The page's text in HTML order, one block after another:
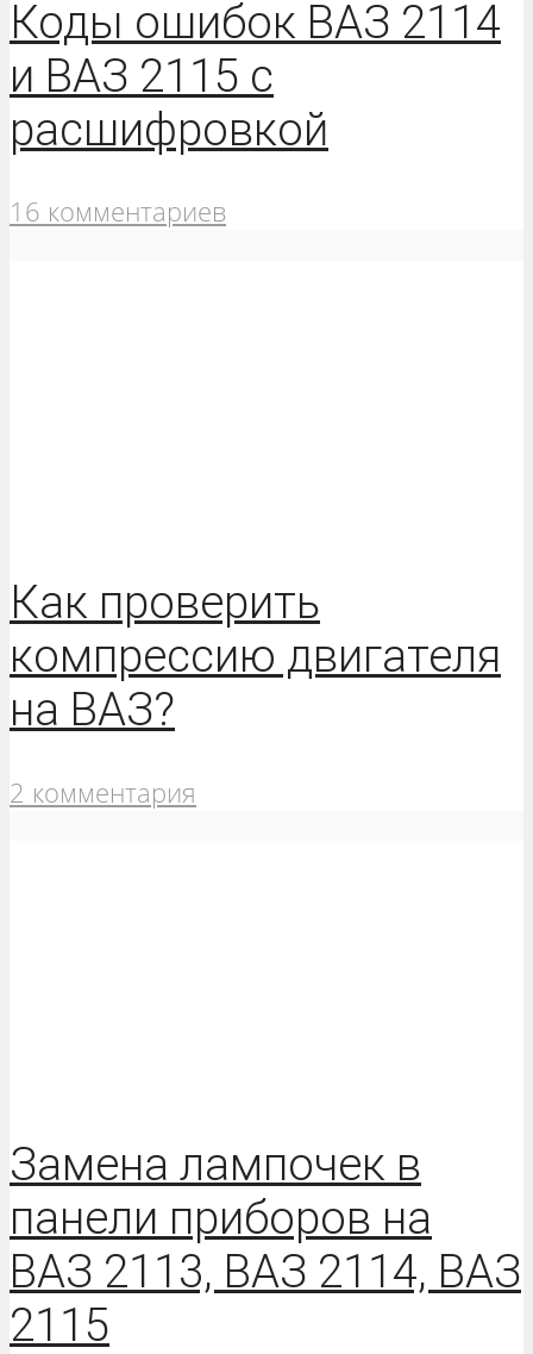
Коды ошибок ВАЗ 2114
и ВАЗ 2115 с
расшифровкой
16 комментариев
Как проверить
компрессию двигателя
на ВАЗ?
2 комментария
Замена лампочек в
панели приборов на
ВАЗ 2113, ВАЗ 2114, ВАЗ
2115